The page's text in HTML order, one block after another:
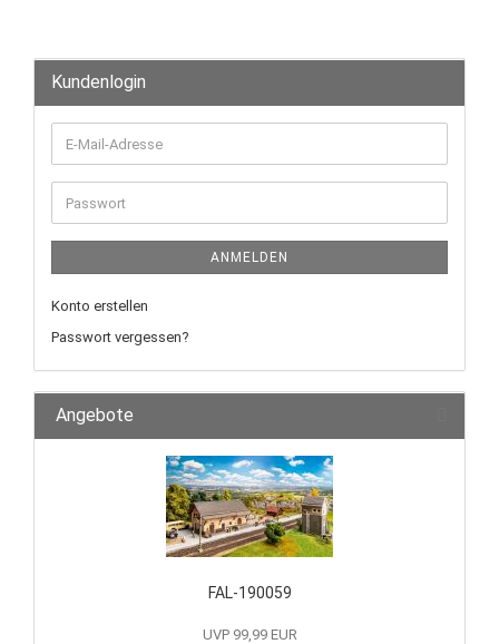
Kundenlogin
ANMELDEN
Konto erstellen
Passwort vergessen?
Angebote
FAL-190059
UVP 99,99 EUR